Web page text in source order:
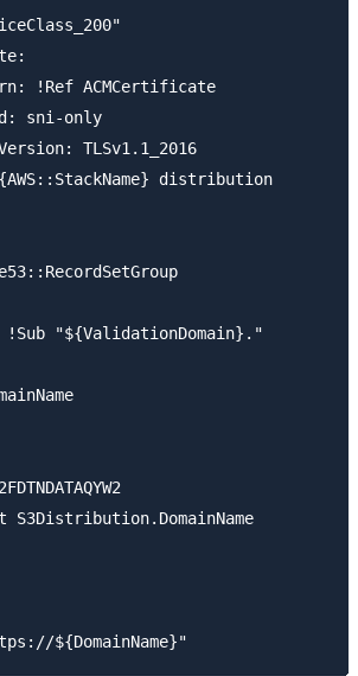
!Ref ACMCertificate
sni-only
TLSv1.1_2016
distribution
!Sub "${ValidationDomain}."
S3Distribution.DomainName